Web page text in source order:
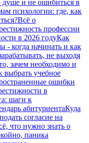
и не ошибиться в
психологии: где, как
Всё о
профессии
в 2026 годуКак
- когда начинать и как
не выходя
зачем необходимо и
выбрать учебное
ошибки
в
шаги к
абитуриентаКуда
согласие на
что нужно знать о
паника